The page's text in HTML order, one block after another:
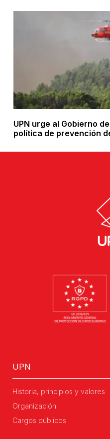
UPN urge al Gobierno
política de prevención
UPN
Historia, principios y valores
Organización
Cargos públicos